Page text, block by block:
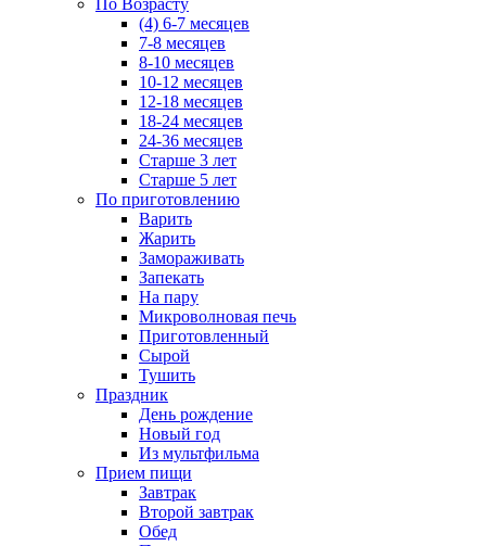
(4) 6-7 месяцев
7-8 месяцев
8-10 месяцев
10-12 месяцев
12-18 месяцев
18-24 месяцев
24-36 месяцев
Старше 3 лет
Старше 5 лет
По приготовлению
Варить
Жарить
Замораживать
Запекать
На пару
Микроволновая печь
Приготовленный
Сырой
Тушить
Праздник
День рождение
Новый год
Из мультфильма
Прием пищи
Завтрак
Второй завтрак
Обед